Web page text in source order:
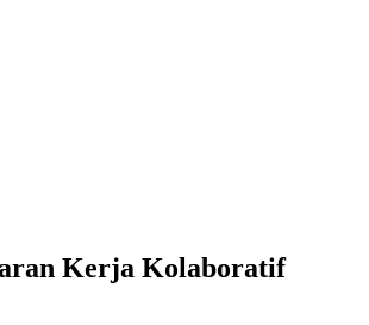
Kerja Kolaboratif